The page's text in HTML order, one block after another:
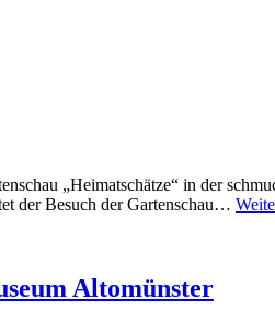
„Heimatschätze“ in der
der Besuch der Gartenschau…
Altomünster